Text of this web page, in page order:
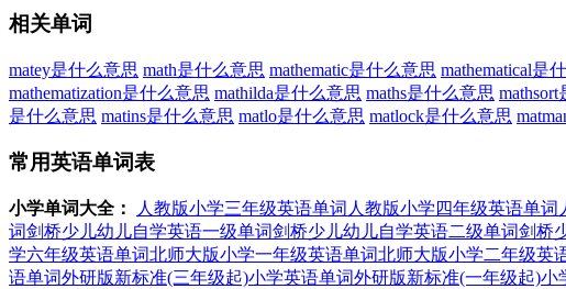
相关单词
matey是什么意思 math是什么意思 mathematic是什么意思 mathematical是
mathematization是什么意思 mathilda是什么意思 maths是什么意思
是什么意思 matins是什么意思 matlo是什么意思 matlock是什么意思
常用英语单词表
小学单词大全： 人教版小学三年级英语单词 人教版小学四年级英语单词
词剑桥少儿幼儿自学英语一级单词剑桥少儿幼儿自学英语二级单词剑桥
学六年级英语单词北师大版小学一年级英语单词北师大版小学二年级英
语单词外研版新标准(三年级起)小学英语单词外研版新标准(一年级起)小